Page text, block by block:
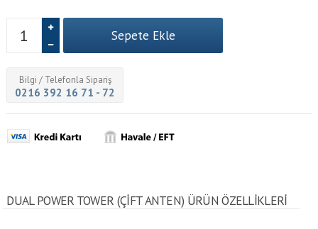
Bilgi / Telefonla Sipariş
0216 392 16 71 - 72
DUAL POWER TOWER (ÇIFT ANTEN) ÜRÜN ÖZELLİKLERİ